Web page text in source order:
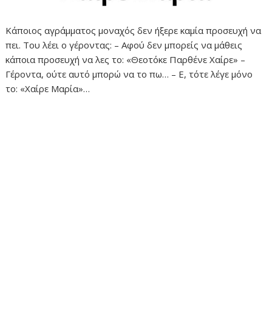
Κάποιος αγράμματος μοναχός δεν ήξερε καμία προσευχή να
πει. Του λέει ο γέροντας: – Αφού δεν μπορείς να μάθεις
κάποια προσευχή να λες το: «Θεοτόκε Παρθένε Χαίρε» –
Γέροντα, ούτε αυτό μπορώ να το πω… – Ε, τότε λέγε μόνο
το: «Χαίρε Μαρία»…